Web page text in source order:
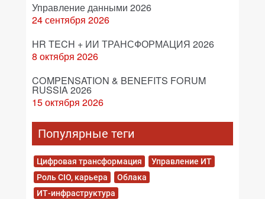
Управление данными 2026
24 сентября 2026
HR TECH + ИИ ТРАНСФОРМАЦИЯ 2026
8 октября 2026
COMPENSATION & BENEFITS FORUM
RUSSIA 2026
15 октября 2026
Популярные теги
Цифровая трансформация
Управление ИТ
Роль CIO, карьера
Облака
ИТ-инфраструктура